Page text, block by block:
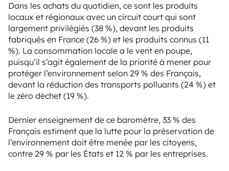
Dans les achats du quotidien, ce sont les produits
locaux et régionaux avec un circuit court qui sont
largement privilégiés (38 %), devant les produits
fabriqués en France (26 %) et les produits connus (11
%). La consommation locale a le vent en poupe,
puisqu’il s’agit également de la priorité à mener pour
protéger l’environnement selon 29 % des Français,
devant la réduction des transports polluants (24 %) et
le zéro déchet (19 %).
Dernier enseignement de ce baromètre, 33 % des
Français estiment que la lutte pour la préservation de
l’environnement doit être menée par les citoyens,
contre 29 % par les États et 12 % par les entreprises.